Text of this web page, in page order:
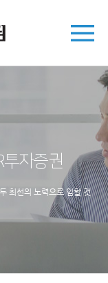
자증권
최선의 노력으로 임할 것